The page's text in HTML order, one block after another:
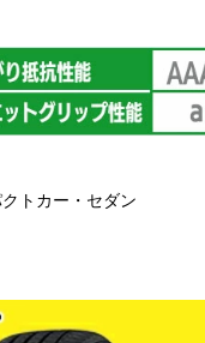
トカー・セダン